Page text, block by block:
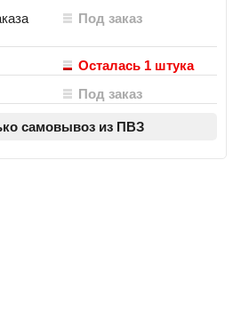
Под заказ
Осталась 1 штука
Под заказ
самовывоз из ПВЗ